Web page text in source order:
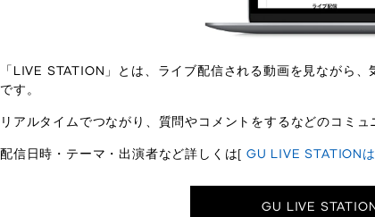
「LIVE STATION」とは、ライブ配信される動画を見ながら
です。
リアルタイムでつながり、質問やコメントをするなどのコミ
配信日時・テーマ・出演者など詳しくは[GU LIVE STATION
GU LIVE